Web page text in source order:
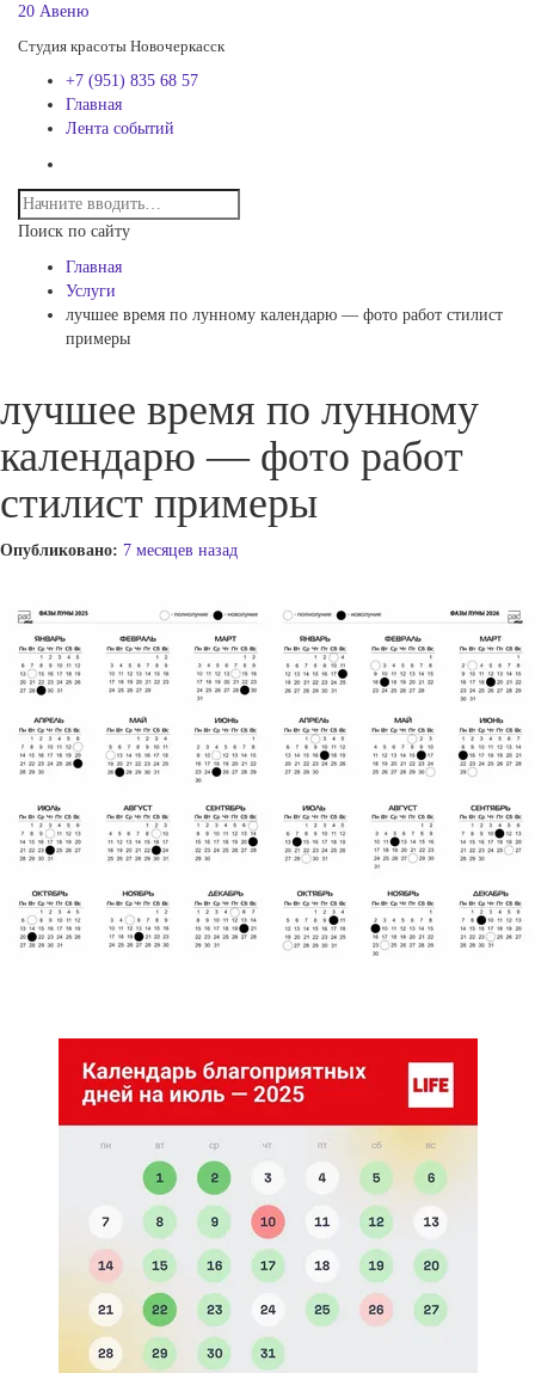
20 Авеню
Студия красоты Новочеркасск
+7 (951) 835 68 57
Главная
Лента событий
Поиск по сайту
Главная
Услуги
лучшее время по лунному календарю — фото работ стилист
примеры
лучшее время по лунному
календарю — фото работ
стилист примеры
Опубликовано: 7 месяцев назад